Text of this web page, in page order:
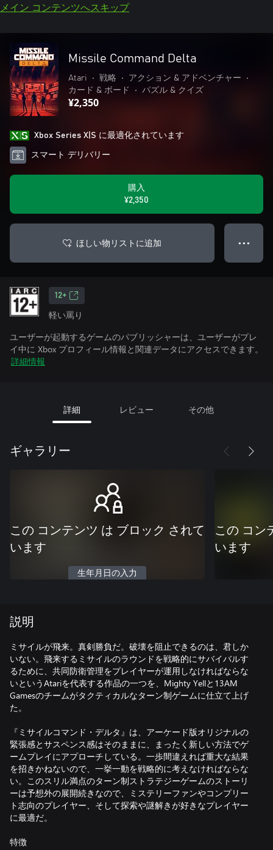
メイン コンテンツへスキップ
Missile Command Delta
Atari • 戦略 • アクション & アドベンチャー
•
カード & ボード
• パズル & クイズ
¥2,350
Xbox Series X|S に最適化されています
スマート デリバリー
購入
¥2,350
ほしい物リストに追加 ● ● ●
12+
軽い罵り
ユーザーが起動するゲームのパブリッシャーは、ユーザーがプレ
イ中に Xbox プロフィール情報と関連データにアクセスできます。
詳細情報
詳細 レビュー その他
ギャラリー
この コンテンツ は ブロック されて
います
生年月日の入力
この コン
います
説明
ミサイルが飛来。真剣勝負だ。破壊を阻止できるのは、君しか
いない。飛来するミサイルのラウンドを戦略的にサバイバルす
るために、共同防衛管理をプレイヤーが運用しなければならな
いというAtariを代表する作品の一つを、Mighty Yellと13AM
Gamesのチームがタクティカルなターン制ゲームに仕立て上げ
た。
『ミサイルコマンド・デルタ』は、アーケード版オリジナルの
緊張感とサスペンス感はそのままに、まったく新しい方法でゲ
ームプレイにアプローチしている。一歩間違えれば重大な結果
を招きかねないので、一挙一動を戦略的に考えなければならな
い。このスリル満点のターン制ストラテジーゲームのストーリ
ーは予想外の展開続きなので、ミステリーファンやコンプリー
ト志向のプレイヤー、そして探索や謎解きが好きなプレイヤー
に最適だ。
特徴